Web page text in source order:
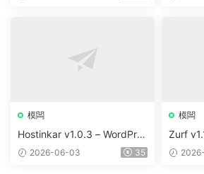
模闆
Hostinkar v1.0.3 – WordPres
s & WHMCS 主題
2026-06-03 35
模闆
Zurf
dPress